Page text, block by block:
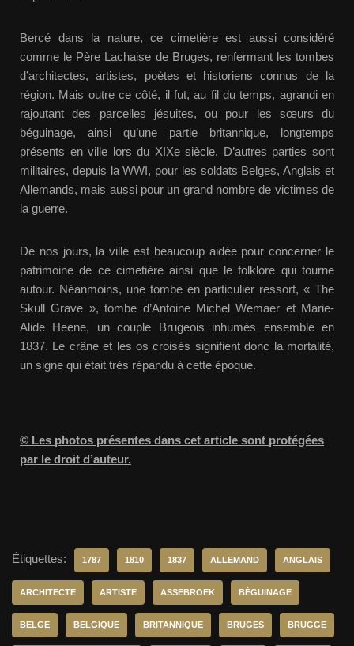
Bercé dans la nature, ce cimetière est aussi considéré
comme le Père Lachaise de Bruges, renfermant les tombes
d’architectes, artistes, poètes et historiens connus de la
région. Mais outre ce côté, il fut, au fil du temps, agrandi en
rajoutant des parcelles jésuites, ou pour les sœurs du
béguinage, ainsi qu’une partie britannique, longtemps
présents en ville lors du XIXe siècle. D’autres parties sont
militaires, depuis la WWI, pour les soldats Belges, Anglais et
Allemands, mais aussi pour un grand nombre de victimes de
la guerre.
De nos jours, la ville est beaucoup aidée pour concerner le
patrimoine de ce cimetière ainsi que le folklore qui tourne
autour. Néanmoins, une tombe en particulier ressort, « The
Skull Grave », tombe d’Antoine Michel Wemaer et Marie-
Alide Heene, un couple Brugeois inhumés ensemble en
1837. Le crâne et les os croisés signifient donc la mortalité,
un signe qui était très répandu à cette époque.
© Les photos présentes dans cet article sont protégées
par le droit d’auteur.
Étiquettes: 1787 1810 1837 ALLEMAND ANGLAIS
ARCHITECTE ARTISTE ASSEBROEK BÉGUINAGE
BELGE BELGIQUE BRITANNIQUE BRUGES BRUGGE